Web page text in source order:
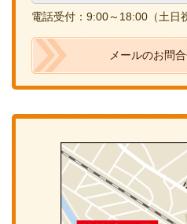
電話受付：9:00～18:00（土日
メールのお問